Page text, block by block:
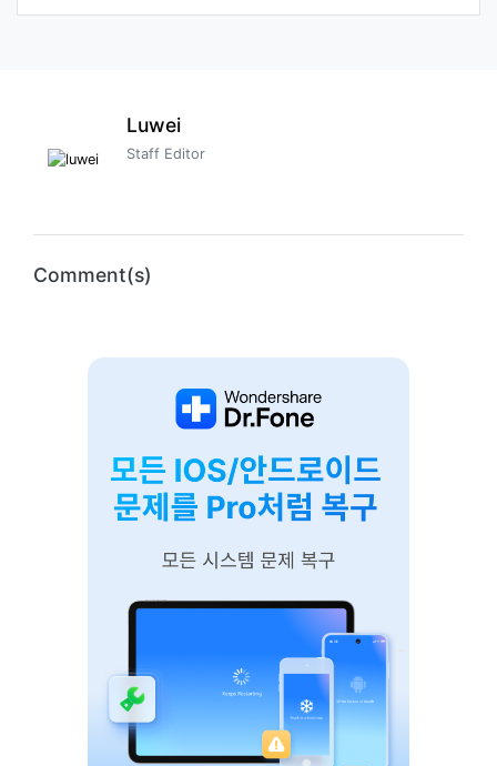
Luwei
Staff Editor
Comment(s)